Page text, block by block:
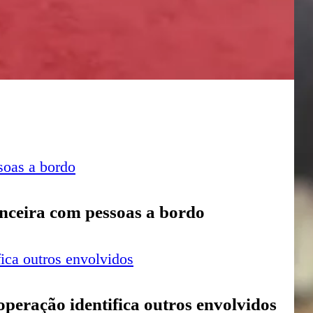
com pessoas a bordo
identifica outros envolvidos
sobrinho
de